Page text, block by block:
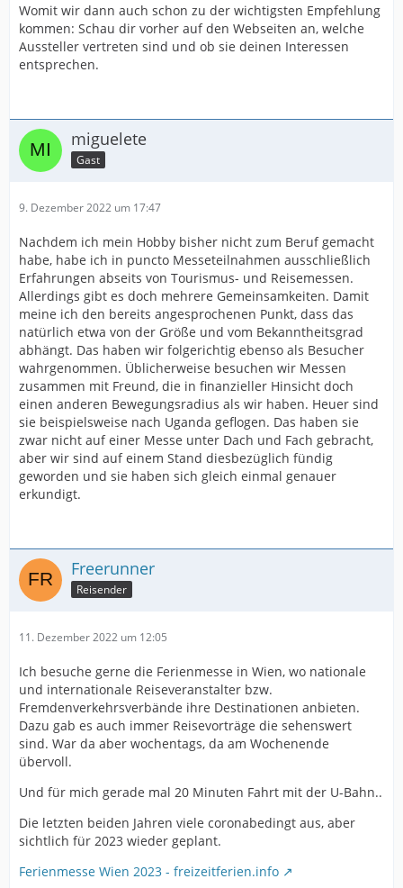
Womit wir dann auch schon zu der wichtigsten Empfehlung
kommen: Schau dir vorher auf den Webseiten an, welche
Aussteller vertreten sind und ob sie deinen Interessen
entsprechen.
miguelete
Gast
9. Dezember 2022 um 17:47
Nachdem ich mein Hobby bisher nicht zum Beruf gemacht
habe, habe ich in puncto Messeteilnahmen ausschließlich
Erfahrungen abseits von Tourismus- und Reisemessen.
Allerdings gibt es doch mehrere Gemeinsamkeiten. Damit
meine ich den bereits angesprochenen Punkt, dass das
natürlich etwa von der Größe und vom Bekanntheitsgrad
abhängt. Das haben wir folgerichtig ebenso als Besucher
wahrgenommen. Üblicherweise besuchen wir Messen
zusammen mit Freund, die in finanzieller Hinsicht doch
einen anderen Bewegungsradius als wir haben. Heuer sind
sie beispielsweise nach Uganda geflogen. Das haben sie
zwar nicht auf einer Messe unter Dach und Fach gebracht,
aber wir sind auf einem Stand diesbezüglich fündig
geworden und sie haben sich gleich einmal genauer
erkundigt.
Freerunner
Reisender
11. Dezember 2022 um 12:05
Ich besuche gerne die Ferienmesse in Wien, wo nationale
und internationale Reiseveranstalter bzw.
Fremdenverkehrsverbände ihre Destinationen anbieten.
Dazu gab es auch immer Reisevorträge die sehenswert
sind. War da aber wochentags, da am Wochenende
übervoll.
Und für mich gerade mal 20 Minuten Fahrt mit der U-Bahn..
Die letzten beiden Jahren viele coronabedingt aus, aber
sichtlich für 2023 wieder geplant.
Ferienmesse Wien 2023 - freizeitferien.info